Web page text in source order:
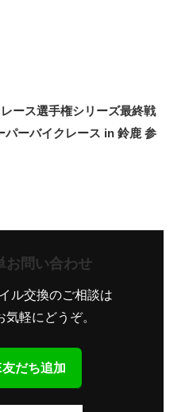
ース選手権シリーズ最終戦
パーバイクレース in 鈴鹿 参
お問い合わせ
ル交換のご相談は
気軽にどうぞ。
だち追加